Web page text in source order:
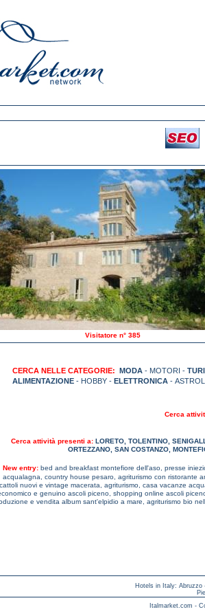
Visitatore n° 385
CERCA NELLE CATEGORIE: MODA - MOTORI -
ALIMENTAZIONE - HOBBY - ELETTRONICA -
Cerca
Cerca attività presenti a: LORETO, TOLENTINO,
ORTEZZANO, SAN COSTANZO,
New entry: bed and breakfast montefiore dell'aso, presse
acqualagna, country house pesaro, agriturismo con ristorante
nuovi e vintage macerata, agriturismo, casa vacanze
e genuino ascoli piceno, shopping online ascoli
e vendita album sant'elpidio a mare, agriturismo bio
Hotels in Italy: Abruzzo
Italmarket.com -